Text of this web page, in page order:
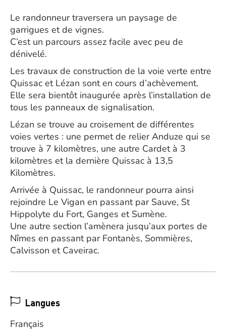
Le randonneur traversera un paysage de
garrigues et de vignes.
C’est un parcours assez facile avec peu de
dénivelé.
Les travaux de construction de la voie verte entre
Quissac et Lézan sont en cours d’achèvement.
Elle sera bientôt inaugurée après l’installation de
tous les panneaux de signalisation.
Lézan se trouve au croisement de différentes
voies vertes : une permet de relier Anduze qui se
trouve à 7 kilomètres, une autre Cardet à 3
kilomètres et la dernière Quissac à 13,5
Kilomètres.
Arrivée à Quissac, le randonneur pourra ainsi
rejoindre Le Vigan en passant par Sauve, St
Hippolyte du Fort, Ganges et Sumène.
Une autre section l’amènera jusqu’aux portes de
Nîmes en passant par Fontanès, Sommières,
Calvisson et Caveirac.
Langues
Français